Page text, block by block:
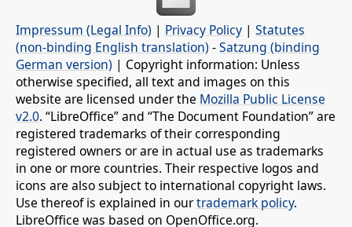
Impressum (Legal Info) | Privacy Policy | Statutes
(non-binding English translation) -Satzung (binding
German version) | Copyright information: Unless
otherwise specified, all text and images on this
website are licensed under the Mozilla Public License
v2.0. “LibreOffice” and “The Document Foundation” are
registered trademarks of their corresponding
registered owners or are in actual use as trademarks
in one or more countries. Their respective logos and
icons are also subject to international copyright laws.
Use thereof is explained in ourtrademark policy.
LibreOffice was based on OpenOffice.org.